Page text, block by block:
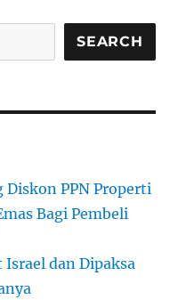
Korban,
dan
SEARCH
PPN Properti
Bagi Pembeli
dan Dipaksa